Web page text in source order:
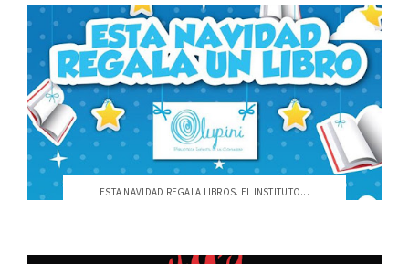
ESTA NAVIDAD REGALA LIBROS. EL INSTITUTO...